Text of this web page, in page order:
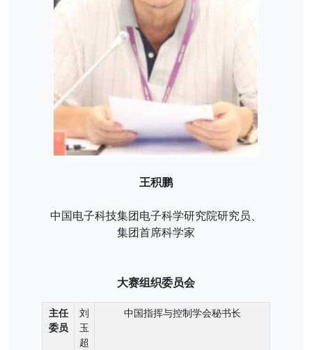
王积鹏
中国电子科技集团电子科学研究院研究员、
集团首席科学家
大赛组织委员会
主任
委员
刘
玉
超
中国指挥与控制学会秘书长